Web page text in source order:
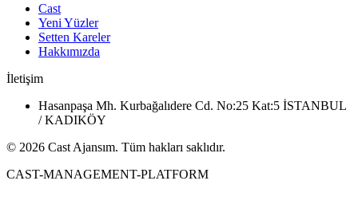
Cast
Yeni Yüzler
Setten Kareler
Hakkımızda
İletişim
Hasanpaşa Mh. Kurbağalıdere Cd. No:25 Kat:5 İSTANBUL
/ KADIKÖY
© 2026 Cast Ajansım. Tüm hakları saklıdır.
CAST-MANAGEMENT-PLATFORM